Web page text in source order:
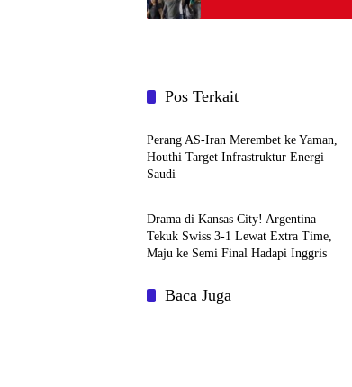
Pos Terkait
Internasional
Perang AS-Iran Merembet ke Yaman,
Houthi Target Infrastruktur Energi
Saudi
Drama di Kansas City! Argentina
Tekuk Swiss 3-1 Lewat Extra Time,
Maju ke Semi Final Hadapi Inggris
Baca Juga